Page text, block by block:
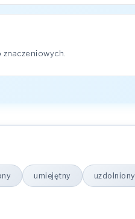
umiejętny uzdolniony